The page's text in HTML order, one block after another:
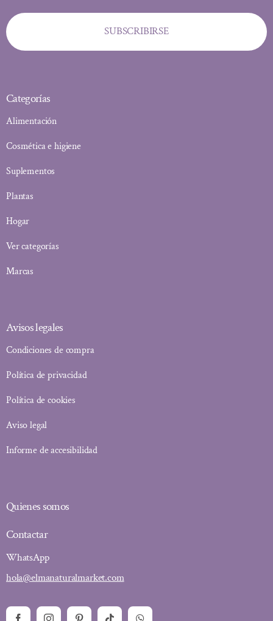
SUBSCRIBIRSE
Categorías
Alimentación
Cosmética e higiene
Suplementos
Plantas
Hogar
Ver categorías
Marcas
Avisos legales
Condiciones de compra
Política de privacidad
Política de cookies
Aviso legal
Informe de accesibilidad
Quienes somos
Contactar
WhatsApp
hola@elmanaturalmarket.com